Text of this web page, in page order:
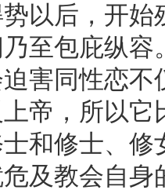
以后，开
至包庇纵容
害同性恋
帝，所以
和修士、
及教会自